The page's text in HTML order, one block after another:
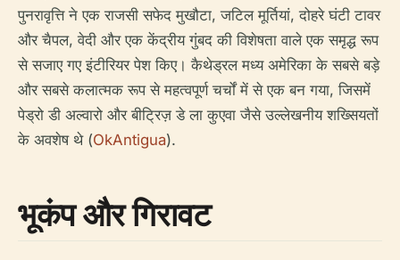
पुनरावृत्ति ने एक राजसी सफेद मुखौटा, जटिल मूर्तियां, दोहरे घंटी टावर
और चैपल, वेदी और एक केंद्रीय गुंबद की विशेषता वाले एक समृद्ध रूप
से सजाए गए इंटीरियर पेश किए। कैथेड्रल मध्य अमेरिका के सबसे बड़े
और सबसे कलात्मक रूप से महत्वपूर्ण चर्चों में से एक बन गया, जिसमें
पेड्रो डी अल्वारो और बीट्रिज़ डे ला कुएवा जैसे उल्लेखनीय शख्सियतों
के अवशेष थे (OkAntigua).
भूकंप और गिरावट